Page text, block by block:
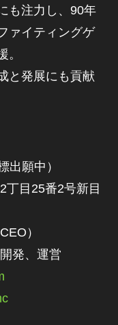
も注力し、90年
ァイティングゲ
。
と発展にも貢献
出願中）
丁目25番2号新目
）
発、運営